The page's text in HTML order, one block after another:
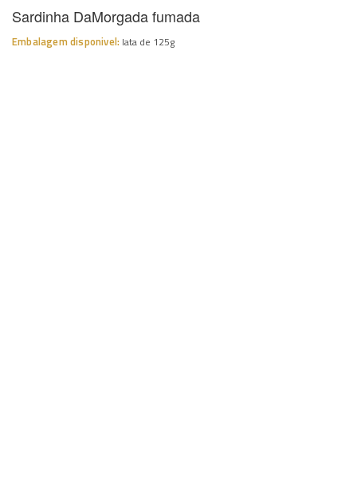
Sardinha DaMorgada fumada
Embalagem disponivel: lata de 125g